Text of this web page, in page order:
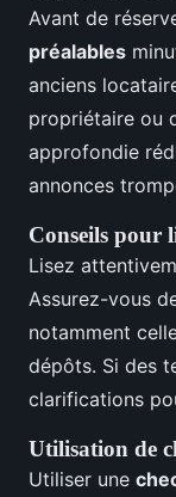
Avant de
préalables
anciens
propriétaire ou
approfondie
annonces
Conseils pour
Lisez
Assurez-vous
notamment
dépôts. Si des
clarifications
Utilisation de
Utiliser une